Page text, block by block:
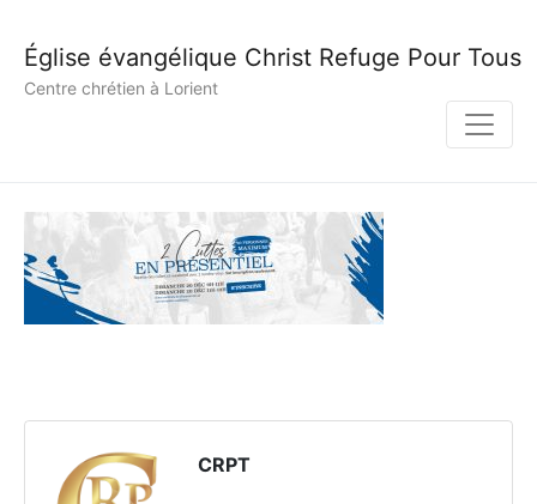
Église évangélique Christ Refuge Pour Tous
Centre chrétien à Lorient
CRPT